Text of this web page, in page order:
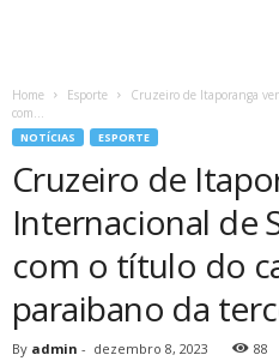
Home Esporte
Cruzeiro de Itaporanga
com...
NOTÍCIAS ESPORTE
Cruzeiro de
Internacional de
com o título do
paraibano da
By admin - dezembro 8, 2023 88